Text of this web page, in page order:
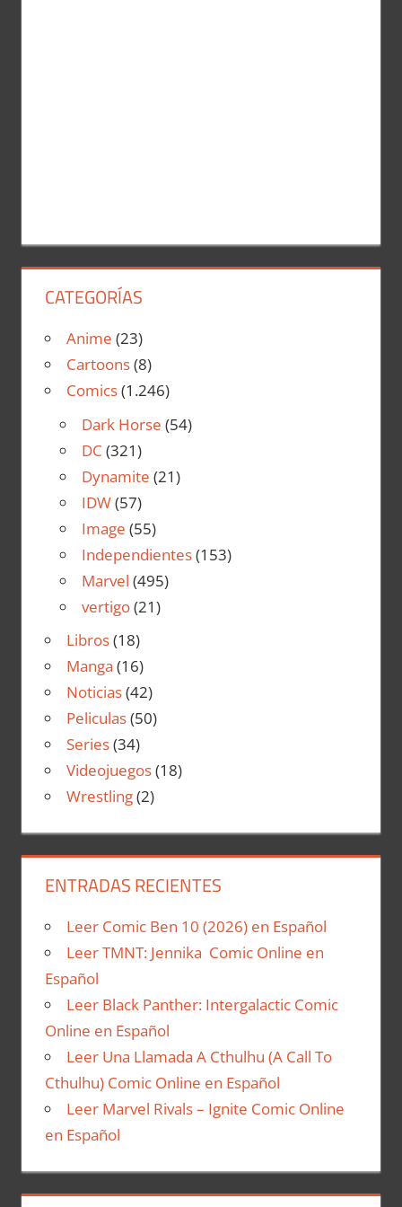
CATEGORÍAS
Anime (23)
Cartoons(8)
Comics(1.246)
Dark Horse (54)
DC (321)
Dynamite (21)
IDW(57)
Image (55)
Independientes(153)
Marvel (495)
vertigo(21)
Libros(18)
Manga (16)
Noticias(42)
Peliculas(50)
Series(34)
Videojuegos(18)
Wrestling(2)
ENTRADAS RECIENTES
Leer Comic Ben 10 (2026) en Español
Leer TMNT: Jennika Comic Online en
Español
Leer Black Panther: Intergalactic Comic
Online en Español
Leer Una Llamada A Cthulhu (A Call To
Cthulhu) Comic Online en Español
Leer Marvel Rivals – Ignite Comic Online
en Español